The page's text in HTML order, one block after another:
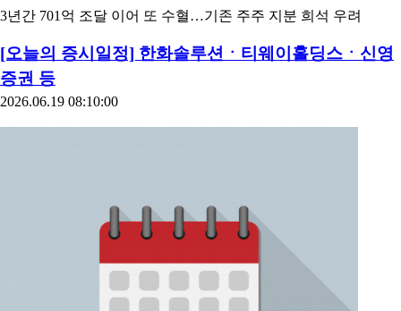
3년간 701억 조달 이어 또 수혈…기존 주주 지분 희석 우려
[오늘의 증시일정] 한화솔루션ㆍ티웨이홀딩스ㆍ신영
증권 등
2026.06.19 08:10:00